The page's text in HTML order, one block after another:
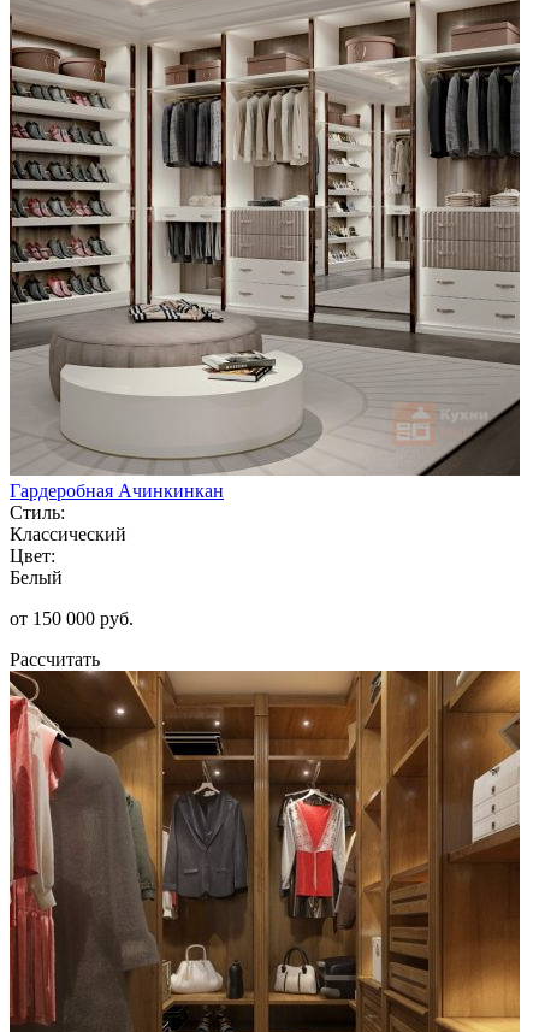
Гардеробная Ачинкинкан
Стиль:
Классический
Цвет:
Белый
от 150 000 руб.
Рассчитать